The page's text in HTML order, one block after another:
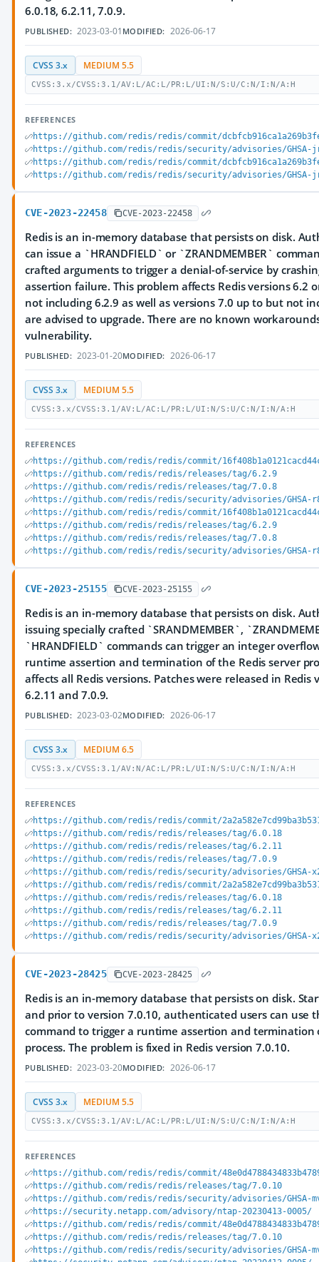
6.0.18, 6.2.11, 7.0.9.
PUBLISHED: 2023-03-01 MODIFIED: 2026-06-17
CVSS 3.x MEDIUM 5.5
CVSS:3.x/CVSS:3.1/AV:L/AC:L/PR:L/UI:N/S:U/C:N/I:N/A:H
REFERENCES
https://github.com/redis/redis/commit/
https://github.com/redis/redis/security/advisories/
https://github.com/redis/redis/commit/
https://github.com/redis/redis/security/advisories/
CVE-2023-22458 CVE-2023-22458
Redis is an in-memory database that persists on disk.
can issue a `HRANDFIELD` or `ZRANDMEMBER`
crafted arguments to trigger a denial-of-service by
assertion failure. This problem affects Redis versions 6.2
not including 6.2.9 as well as versions 7.0 up to but not
are advised to upgrade. There are no known
vulnerability.
PUBLISHED: 2023-01-20MODIFIED: 2026-06-17
CVSS 3.x MEDIUM 5.5
CVSS:3.x/CVSS:3.1/AV:L/AC:L/PR:L/UI:N/S:U/C:N/I:N/A:H
REFERENCES
https://github.com/redis/redis/commit/
https://github.com/redis/redis/releases/tag/6.2.9
https://github.com/redis/redis/releases/tag/7.0.8
https://github.com/redis/redis/security/advisories/GHSA-
https://github.com/redis/redis/commit/
https://github.com/redis/redis/releases/tag/6.2.9
https://github.com/redis/redis/releases/tag/7.0.8
https://github.com/redis/redis/security/advisories/GHSA-
CVE-2023-25155 CVE-2023-25155
Redis is an in-memory database that persists on disk.
issuing specially crafted `SRANDMEMBER`,
`HRANDFIELD` commands can trigger an integer
runtime assertion and termination of the Redis server
affects all Redis versions. Patches were released in Redis
6.2.11 and 7.0.9.
PUBLISHED: 2023-03-02MODIFIED: 2026-06-17
CVSS 3.x MEDIUM 6.5
CVSS:3.x/CVSS:3.1/AV:N/AC:L/PR:L/UI:N/S:U/C:N/I:N/A:H
REFERENCES
https://github.com/redis/redis/commit/
https://github.com/redis/redis/releases/tag/6.0.18
https://github.com/redis/redis/releases/tag/6.2.11
https://github.com/redis/redis/releases/tag/7.0.9
https://github.com/redis/redis/security/advisories/GHSA-
https://github.com/redis/redis/commit/
https://github.com/redis/redis/releases/tag/6.0.18
https://github.com/redis/redis/releases/tag/6.2.11
https://github.com/redis/redis/releases/tag/7.0.9
https://github.com/redis/redis/security/advisories/GHSA-
CVE-2023-28425 CVE-2023-28425
Redis is an in-memory database that persists on disk.
and prior to version 7.0.10, authenticated users can use
command to trigger a runtime assertion and termination
process. The problem is fixed in Redis version 7.0.10.
PUBLISHED: 2023-03-20MODIFIED: 2026-06-17
CVSS 3.x MEDIUM 5.5
CVSS:3.x/CVSS:3.1/AV:L/AC:L/PR:L/UI:N/S:U/C:N/I:N/A:H
REFERENCES
https://github.com/redis/redis/commit/
https://github.com/redis/redis/releases/tag/7.0.10
https://github.com/redis/redis/security/advisories/GHSA-
https://security.netapp.com/advisory/ntap-20230413-0005/
https://github.com/redis/redis/commit/
https://github.com/redis/redis/releases/tag/7.0.10
https://github.com/redis/redis/security/advisories/GHSA-